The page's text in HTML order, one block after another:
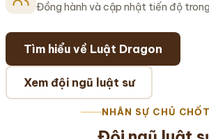
Đồng hành và cập nhật tiến độ
Tìm hiểu về Luật Dragon
Xem đội ngũ luật sư
NHÂN SỰ CHỦ CHỐT